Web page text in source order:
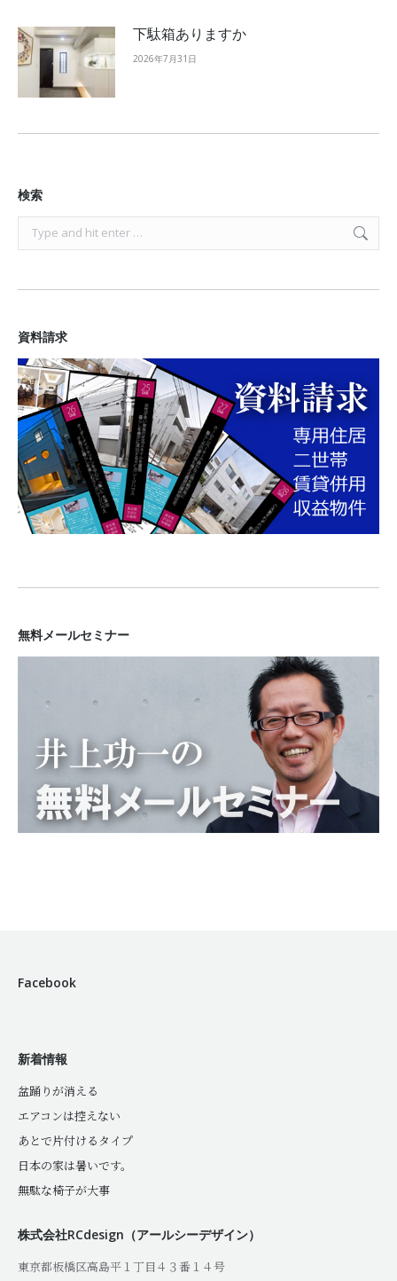
下駄箱ありますか
2026年7月31日
検索
Search:
資料請求
無料メールセミナー
Facebook
新着情報
盆踊りが消える
エアコンは控えない
あとで片付けるタイプ
日本の家は暑いです。
無駄な椅子が大事
株式会社RCdesign（アールシーデザイン）
東京都板橋区高島平１丁目４３番１４号